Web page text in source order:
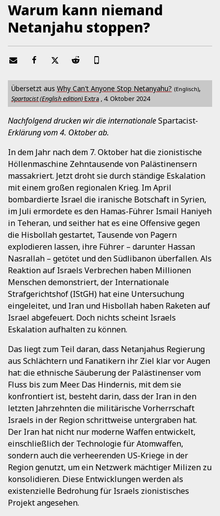
Warum kann niemand
Netanjahu stoppen?
Übersetzt aus Why Can't Anyone Stop Netanyahu? (Englisch),
Spartacist (English edition)Extra , 4. Oktober 2024
Nachfolgend drucken wir die internationaleSpartacist-
Erklärung vom 4. Oktober ab.
In dem Jahr nach dem 7. Oktober hat die zionistische
Höllenmaschine Zehntausende von Palästinensern
massakriert. Jetzt droht sie durch ständige Eskalation
mit einem großen regionalen Krieg. Im April
bombardierte Israel die iranische Botschaft in Syrien,
im Juli ermordete es den Hamas-Führer Ismail Haniyeh
in Teheran, und seither hat es eine Offensive gegen
die Hisbollah gestartet, Tausende von Pagern
explodieren lassen, ihre Führer – darunter Hassan
Nasrallah – getötet und den Südlibanon überfallen. Als
Reaktion auf Israels Verbrechen haben Millionen
Menschen demonstriert, der Internationale
Strafgerichtshof (IStGH) hat eine Untersuchung
eingeleitet, und Iran und Hisbollah haben Raketen auf
Israel abgefeuert. Doch nichts scheint Israels
Eskalation aufhalten zu können.
Das liegt zum Teil daran, dass Netanjahus Regierung
aus Schlächtern und Fanatikern ihr Ziel klar vor Augen
hat: die ethnische Säuberung der Palästinenser vom
Fluss bis zum Meer. Das Hindernis, mit dem sie
konfrontiert ist, besteht darin, dass der Iran in den
letzten Jahrzehnten die militärische Vorherrschaft
Israels in der Region schrittweise untergraben hat.
Der Iran hat nicht nur moderne Waffen entwickelt,
einschließlich der Technologie für Atomwaffen,
sondern auch die verheerenden US-Kriege in der
Region genutzt, um ein Netzwerk mächtiger Milizen zu
konsolidieren. Diese Entwicklungen werden als
existenzielle Bedrohung für Israels zionistisches
Projekt angesehen.